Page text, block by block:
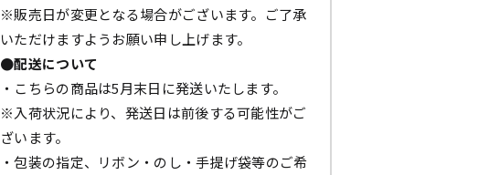
※販売日が変更となる場合がございます。ご了承
いただけますようお願い申し上げます。
●配送について
・こちらの商品は5月末日に発送いたします。
※入荷状況により、発送日は前後する可能性がご
ざいます。
・包装の指定、リボン・のし・手提げ袋等のご希